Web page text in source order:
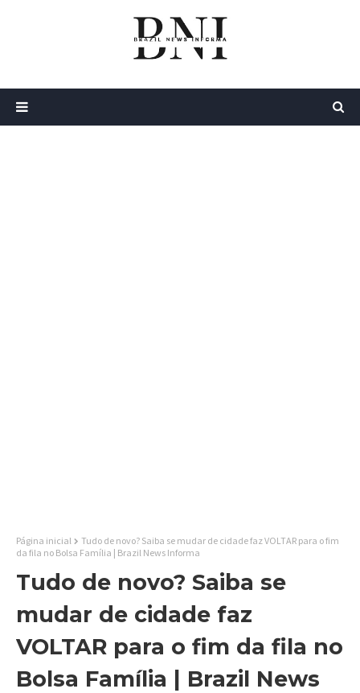
Página inicial
Tudo de novo? Saiba se mudar de cidade faz VOLTAR para o fim
da fila no Bolsa Família | Brazil News Informa
Tudo de novo? Saiba se
mudar de cidade faz
VOLTAR para o fim da fila no
Bolsa Família | Brazil News